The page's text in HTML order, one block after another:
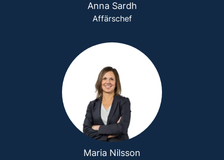
Anna Sardh
Affärschef
Maria Nilsson